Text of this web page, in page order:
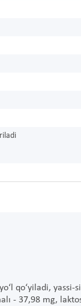
qo‘yiladi, yassi-
- 37,98 mg,